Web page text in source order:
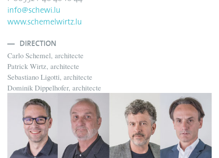
info@schewi.lu
www.schemelwirtz.lu
DIRECTION
Carlo Schemel, architecte
Patrick Wirtz, architecte
Sebastiano Ligotti, architecte
Dominik Dippelhofer, architecte